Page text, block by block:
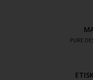
PURE